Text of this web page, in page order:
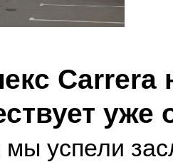
уже
успели